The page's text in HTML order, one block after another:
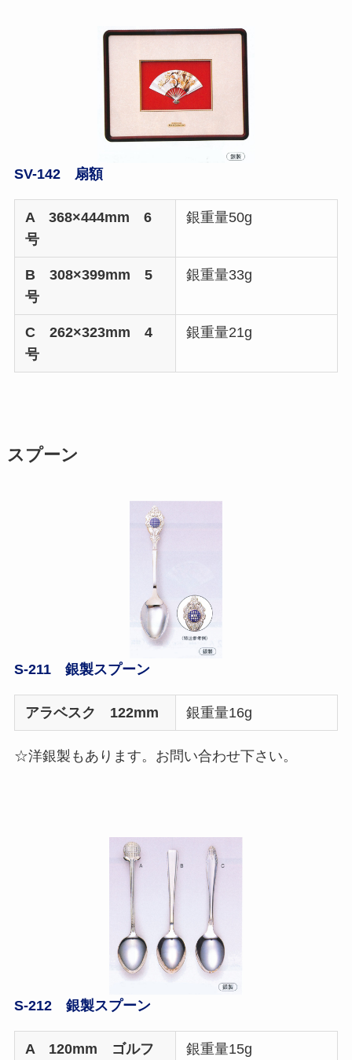
SV-142 扇額
A 368×444mm 6
号
銀重量50g
B 308×399mm 5
号
銀重量33g
C 262×323mm 4
号
銀重量21g
スプーン
S-211 銀製スプーン
アラベスク 122mm 銀重量16g
☆洋銀製もあります。お問い合わせ下さい。
S-212 銀製スプーン
A 120mm ゴルフ
銀重量15g